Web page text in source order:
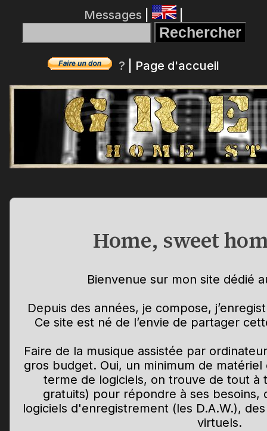
Messages |
? Page d'accueil
Home, sweet
Bienvenue sur mon site dédié
Depuis des années, je compose,
Ce site est né de l’envie de partager
Faire de la musique assistée par
gros budget. Oui, un minimum de
terme de logiciels, on trouve de tout à
gratuits) pour répondre à ses besoins,
logiciels d'enregistrement (les D.A.W.),
virtuels.